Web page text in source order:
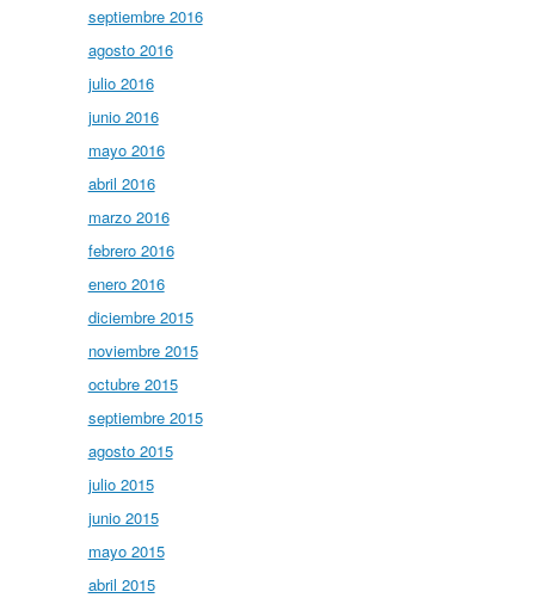
septiembre 2016
agosto 2016
julio 2016
junio 2016
mayo 2016
abril 2016
marzo 2016
febrero 2016
enero 2016
diciembre 2015
noviembre 2015
octubre 2015
septiembre 2015
agosto 2015
julio 2015
junio 2015
mayo 2015
abril 2015